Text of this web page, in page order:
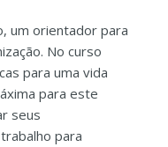
um orientador para
No curso
para uma vida
para este
seus
para